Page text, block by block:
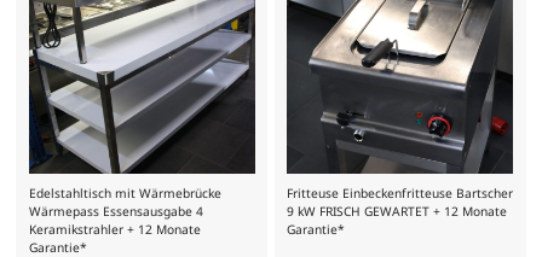
Edelstahltisch mit Wärmebrücke
Wärmepass Essensausgabe 4
Keramikstrahler + 12 Monate
Garantie*
Fritteuse Einbeckenfritteuse Bartscher
9 kW FRISCH GEWARTET + 12 Monate
Garantie*